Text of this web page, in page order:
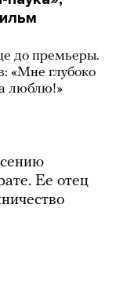
до премьеры.
«Мне глубоко
люблю!»
Ее отец